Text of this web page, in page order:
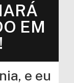
EM
e eu